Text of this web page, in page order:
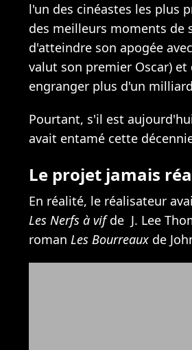
l'un des cinéastes les plus
des meilleurs moments de
d'atteindre son apogée
valut son premier Oscar) et
engranger plus d'un
Pourtant, s'il est
avait entamé cette
Le projet jamais
En réalité, le réalisateur
Les Nerfs à vifde J. Lee
roman Les Bourreaux de